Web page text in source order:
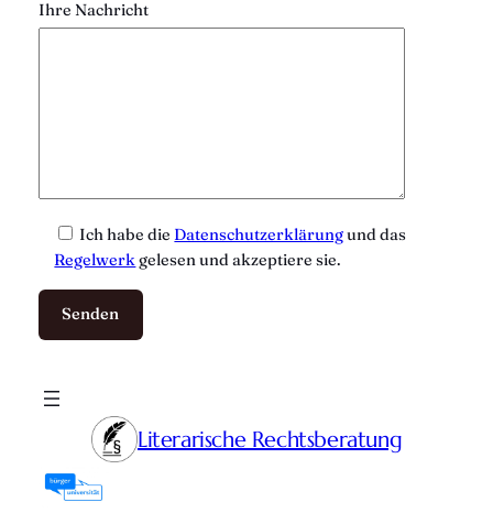
Ihre Nachricht
Ich habe die Datenschutzerklärungund das
Regelwerkgelesen und akzeptiere sie.
Literarische Rechtsberatung